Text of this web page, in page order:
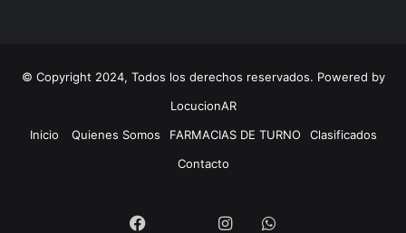
© Copyright 2024, Todos los derechos reservados. Powered by
LocucionAR
Inicio
Quienes Somos FARMACIAS DE TURNO
Clasificados
Contacto
Facebook InstagramWhatsapp